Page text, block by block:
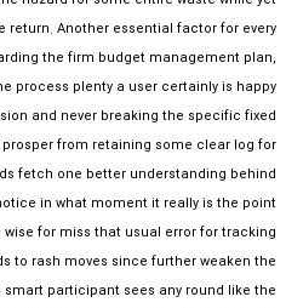
return. Another essential factor for every
the firm budget management plan,
process plenty a user certainly is happy
and never breaking the specific fixed
from retaining some clear log for
fetch one better understanding behind
in what moment it really is the point
for miss that usual error for tracking
to rash moves since further weaken the
smart participant sees any round like the